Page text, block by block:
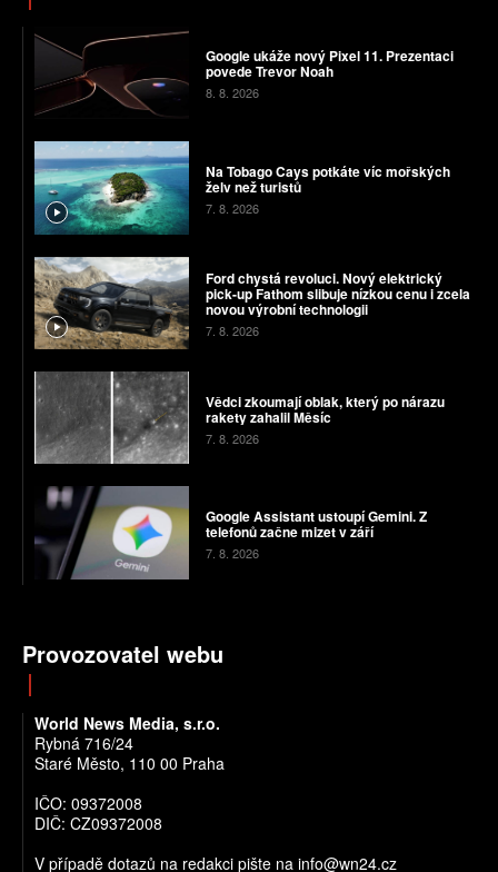
Google ukáže nový Pixel 11. Prezentaci
povede Trevor Noah
8. 8. 2026
Na Tobago Cays potkáte víc mořských
želv než turistů
7. 8. 2026
Ford chystá revoluci. Nový elektrický
pick-up Fathom slibuje nízkou cenu i zcela
novou výrobní technologii
7. 8. 2026
Vědci zkoumají oblak, který po nárazu
rakety zahalil Měsíc
7. 8. 2026
Google Assistant ustoupí Gemini. Z
telefonů začne mizet v září
7. 8. 2026
Provozovatel webu
World News Media, s.r.o.
Rybná 716/24
Staré Město, 110 00 Praha
IČO: 09372008
DIČ: CZ09372008
V případě dotazů na redakci pište na info@wn24.cz